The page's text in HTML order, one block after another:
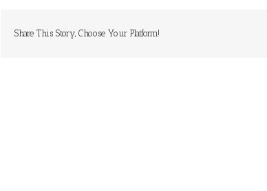
Share This Story, Choose Your Platform!